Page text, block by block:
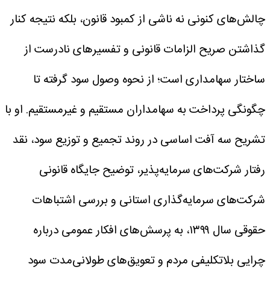
چالش‌های کنونی نه ناشی از کمبود قانون، بلکه نتیجه کنار
گذاشتن صریح الزامات قانونی و تفسیر‌های نادرست از
ساختار سهامداری است؛ از نحوه وصول سود گرفته تا
چگونگی پرداخت به سهامداران مستقیم و غیرمستقیم. او با
تشریح سه آفت اساسی در روند تجمیع و توزیع سود، نقد
رفتار شرکت‌های سرمایه‌پذیر، توضیح جایگاه قانونی
شرکت‌های سرمایه‌گذاری استانی و بررسی اشتباهات
حقوقی سال ۱۳۹۹، به پرسش‌های افکار عمومی درباره
چرایی بلاتکلیفی مردم و تعویق‌های طولانی‌مدت سود